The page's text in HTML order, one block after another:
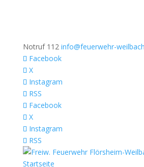
Notruf 112 info@feuerwehr-
Facebook
X
Instagram
RSS
Facebook
X
Instagram
RSS
Startseite